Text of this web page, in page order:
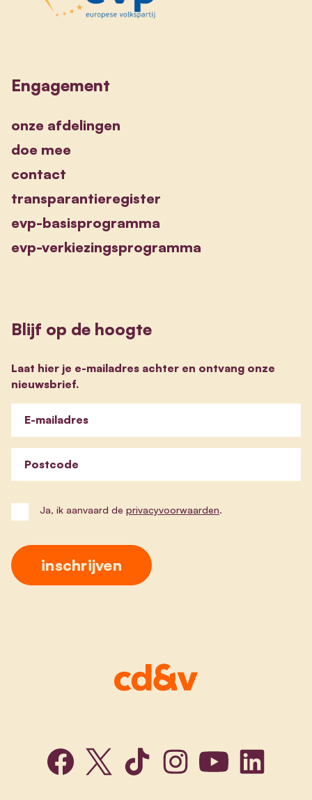
Engagement
onze afdelingen
doe mee
contact
transparantieregister
evp-basisprogramma
evp-verkiezingsprogramma
Blijf op de hoogte
Laat hier je e-mailadres achter en ontvang onze
nieuwsbrief.
E-mailadres
Postcode
Ja, ik aanvaard de privacyvoorwaarden.